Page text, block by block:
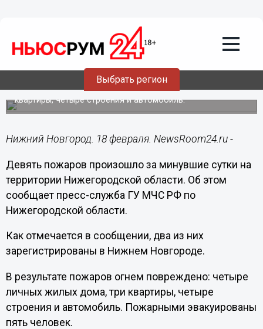
Выбрать регион
Девять пожаров произошло за
минувшие сутки на территории
Нижегородской области
Огнем повреждено четыре личных жилых дома, три
квартиры, четыре строения и автомобиль.
Нижний Новгород. 18 февраля. NewsRoom24.ru -
Девять пожаров произошло за минувшие сутки на
территории Нижегородской области. Об этом
сообщает пресс-служба ГУ МЧС РФ по
Нижегородской области.
Как отмечается в сообщении, два из них
зарегистрированы в Нижнем Новгороде.
В результате пожаров огнем повреждено: четыре
личных жилых дома, три квартиры, четыре
строения и автомобиль. Пожарными эвакуированы
пять человек.